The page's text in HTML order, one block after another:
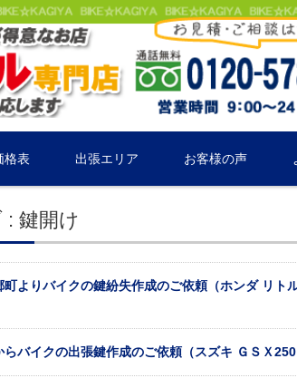
格表 出張エリア お客様の声
: 鍵開け
町よりバイクの鍵紛失作成のご依頼（ホンダ リト
バイクの出張鍵作成のご依頼（スズキ ＧＳＸ250